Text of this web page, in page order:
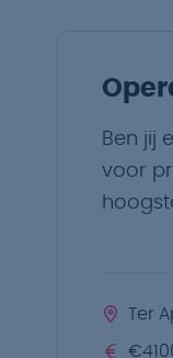
Ben jij
voor
Ter